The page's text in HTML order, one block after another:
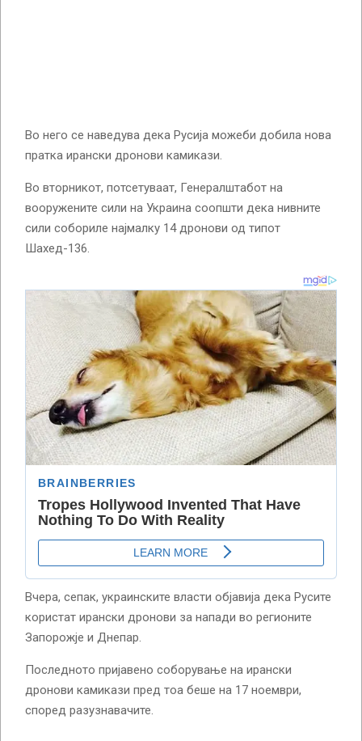
Во него се наведува дека Русија можеби добила нова
пратка ирански дронови камикази.
Во вторникот, потсетуваат, Генералштабот на
вооружените сили на Украина соопшти дека нивните
сили собориле најмалку 14 дронови од типот
Шахед-136.
Вчера, сепак, украинските власти објавија дека Русите
користат ирански дронови за напади во регионите
Запорожје и Днепар.
Последното пријавено соборување на ирански
дронови камикази пред тоа беше на 17 ноември,
според разузнавачите.